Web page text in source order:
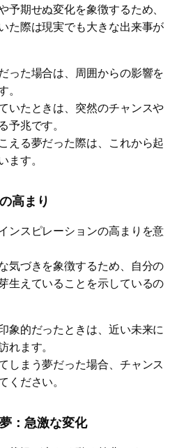
予期せぬ変化を象徴するため、
た際は現実でも大きな出来事が
った場合は、周囲からの影響を
。
いたときは、突然のチャンスや
予兆です。
える夢だった際は、これから起
ます。
高まり
ンスピレーションの高まりを意
気づきを象徴するため、自分の
生えていることを示しているの
象的だったときは、近い未来に
れます。
しまう夢だった場合、チャンス
ください。
：急激な変化